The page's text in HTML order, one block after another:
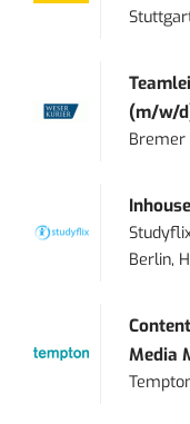
(m/w/
Bremer
Berlin,
Media